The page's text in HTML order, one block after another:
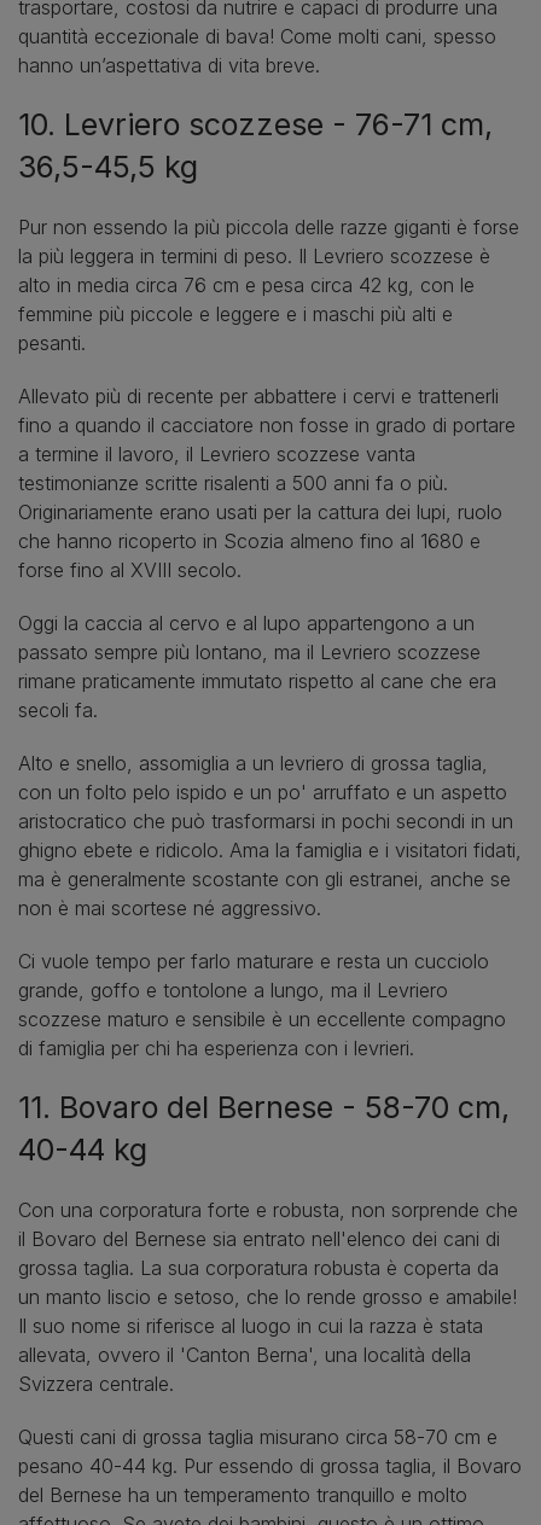
trasportare, costosi da nutrire e capaci di produrre una
quantità eccezionale di bava! Come molti cani, spesso
hanno un’aspettativa di vita breve.
10. Levriero scozzese - 76-71 cm,
36,5-45,5 kg
Pur non essendo la più piccola delle razze giganti è forse
la più leggera in termini di peso. Il Levriero scozzese è
alto in media circa 76 cm e pesa circa 42 kg, con le
femmine più piccole e leggere e i maschi più alti e
pesanti.
Allevato più di recente per abbattere i cervi e trattenerli
fino a quando il cacciatore non fosse in grado di portare
a termine il lavoro, il Levriero scozzese vanta
testimonianze scritte risalenti a 500 anni fa o più.
Originariamente erano usati per la cattura dei lupi, ruolo
che hanno ricoperto in Scozia almeno fino al 1680 e
forse fino al XVIII secolo.
Oggi la caccia al cervo e al lupo appartengono a un
passato sempre più lontano, ma il Levriero scozzese
rimane praticamente immutato rispetto al cane che era
secoli fa.
Alto e snello, assomiglia a un levriero di grossa taglia,
con un folto pelo ispido e un po' arruffato e un aspetto
aristocratico che può trasformarsi in pochi secondi in un
ghigno ebete e ridicolo. Ama la famiglia e i visitatori fidati,
ma è generalmente scostante con gli estranei, anche se
non è mai scortese né aggressivo.
Ci vuole tempo per farlo maturare e resta un cucciolo
grande, goffo e tontolone a lungo, ma il Levriero
scozzese maturo e sensibile è un eccellente compagno
di famiglia per chi ha esperienza con i levrieri.
11. Bovaro del Bernese - 58-70 cm,
40-44 kg
Con una corporatura forte e robusta, non sorprende che
il Bovaro del Bernese sia entrato nell'elenco dei cani di
grossa taglia. La sua corporatura robusta è coperta da
un manto liscio e setoso, che lo rende grosso e amabile!
Il suo nome si riferisce al luogo in cui la razza è stata
allevata, ovvero il 'Canton Berna', una località della
Svizzera centrale.
Questi cani di grossa taglia misurano circa 58-70 cm e
pesano 40-44 kg. Pur essendo di grossa taglia, il Bovaro
del Bernese ha un temperamento tranquillo e molto